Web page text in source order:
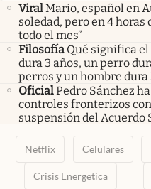
ViralMario, español en
soledad, pero en 4
todo el mes”
Filosofía Qué significa
dura 3 años, un perro
perros y un hombre dura
OficialPedro Sánchez
controles fronterizos
suspensión del Acuerdo
Netflix Celulares
Crisis Energetica